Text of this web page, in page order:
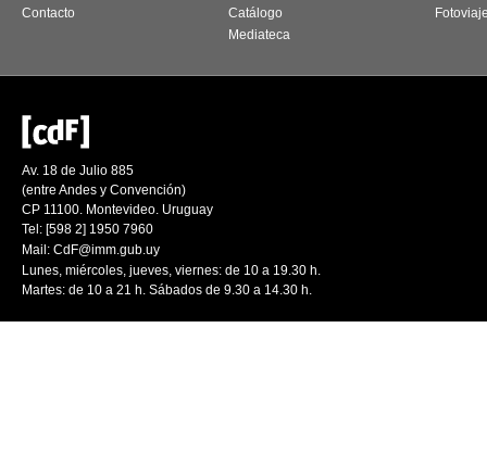
Contacto
Catálogo
Mediateca
Av. 18 de Julio 885
(entre Andes y Convención)
CP 11100. Montevideo. Uruguay
Tel: [598 2] 1950 7960
Mail: CdF@imm.gub.uy
Lunes, miércoles, jueves, viernes: de 10 a 19.30 h.
Martes: de 10 a 21 h. Sábados de 9.30 a 14.30 h.